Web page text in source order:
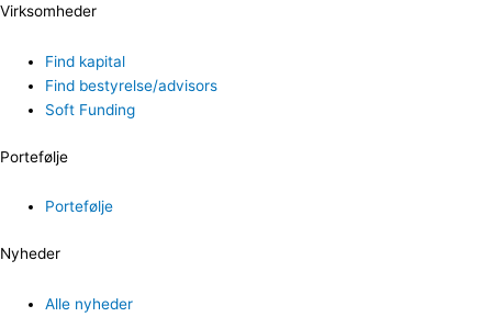
Virksomheder
Find kapital
Find bestyrelse/advisors
Soft Funding
Portefølje
Portefølje
Nyheder
Alle nyheder